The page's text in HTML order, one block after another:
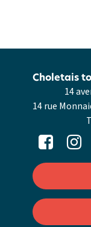
14
14 rue
Choletais